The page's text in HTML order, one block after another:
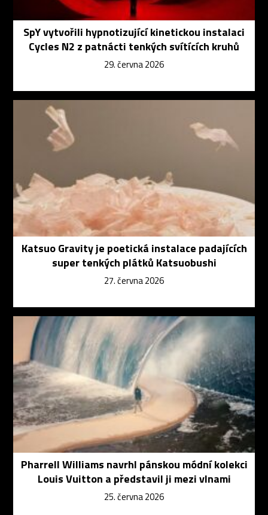
SpY vytvořili hypnotizující kinetickou instalaci
Cycles N2 z patnácti tenkých svítících kruhů
29. června 2026
Katsuo Gravity je poetická instalace padajících
super tenkých plátků Katsuobushi
27. června 2026
Pharrell Williams navrhl pánskou módní kolekci
Louis Vuitton a představil ji mezi vlnami
25. června 2026